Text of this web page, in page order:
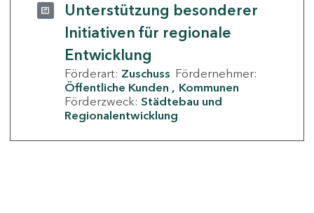
Unterstützung besonderer
Initiativen für regionale
Entwicklung
Förderart: Zuschuss Fördernehmer:
Öffentliche Kunden
Kommunen
Förderzweck: Städtebau und
Regionalentwicklung